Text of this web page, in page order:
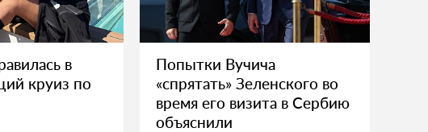
в
круиз по
Попытки Вучича
«спрятать» Зеленского во
время его визита в Сербию
объяснили